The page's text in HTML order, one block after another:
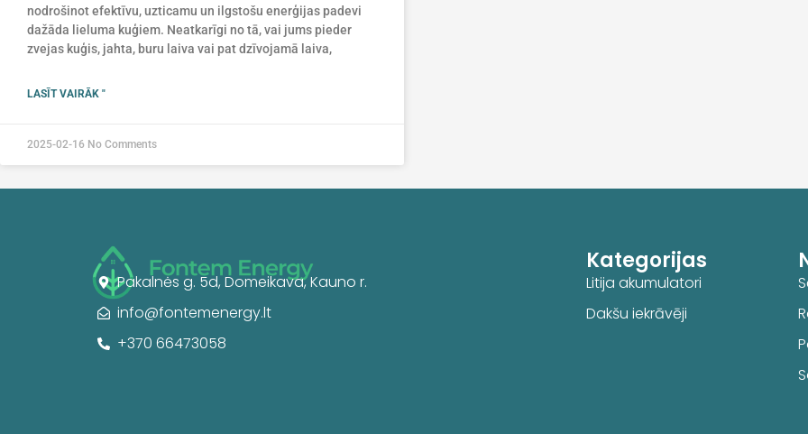
nodrošinot efektīvu, uzticamu un ilgstošu enerģijas padevi
dažāda lieluma kuģiem. Neatkarīgi no tā, vai jums pieder
zvejas kuģis, jahta, buru laiva vai pat dzīvojamā laiva,
LASĪT VAIRĀK "
2025-02-16 No Comments
Pakalnės g. 5d, Domeikava, Kauno r.
info@fontemenergy.lt
+370 66473058
Kategorijas
Litija akumulatori
Dakšu iekrāvēji